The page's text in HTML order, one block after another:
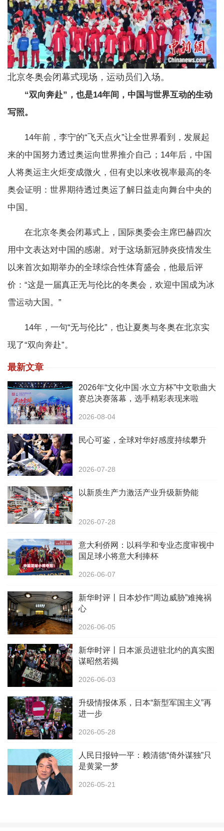
北京冬奥会闭幕式现场，运动员们入场。
“双向奔赴”，也是14年间，中国与世界互动的生动
写照。
14年前，李宁的“飞天点火”让全世界看到，发展起
来的中国努力透过奥运向世界推介自己；14年后，中国
人将奥运主火炬变成微火，但有史以来收视率最高的冬
奥会证明：世界期待透过奥运了解日益走向舞台中央的
中国。
在北京冬奥会闭幕式上，国际奥委会主席巴赫四次
用中文表达对中国的感谢。对于这场新冠肺炎疫情发生
以来首次如期举办的全球综合性体育盛会，他最后评
价：“这是一届真正无与伦比的冬奥会，欢迎中国成为冰
雪运动大国。”
14年，一句“无与伦比”，也让夏奥与冬奥在北京实
现了“双向奔赴”。
最新文章
2026年“文化中国·水立方杯”中文歌曲大
赛总决赛落幕，选手精彩表现来啦
2026-08-04
民心可鉴，全球对华好感度持续攀升
2026-07-28
以新质生产力激活产业升级新势能
2026-07-28
意大利侨网：以科学和专业态度审视中
国足球小将意大利捧杯
2026-06-07
新华时评丨日本炒作“周边威胁”难掩祸
心
2026-06-05
新华时评丨日本派员进驻北约的真实图
谋昭然若揭
2026-06-03
升级情报体系，日本“新型军国主义”再
进一步
2026-05-28
人民日报钟一平：赖清德“倚外谋独”只
是黄粱一梦
2026-05-21